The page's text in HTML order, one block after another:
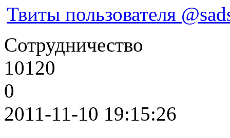
Твиты пользователя
Сотрудничество
10120
0
2011-11-10 19:15:26